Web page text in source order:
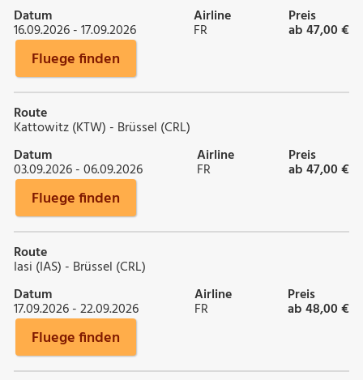
Datum
16.09.2026 - 17.09.2026
Airline
FR
Preis
ab 47,00 €
Fluege finden
Route
Kattowitz (KTW) - Brüssel (CRL)
Datum
03.09.2026 - 06.09.2026
Airline
FR
Preis
ab 47,00 €
Fluege finden
Route
Iasi (IAS) - Brüssel (CRL)
Datum
17.09.2026 - 22.09.2026
Airline
FR
Preis
ab 48,00 €
Fluege finden